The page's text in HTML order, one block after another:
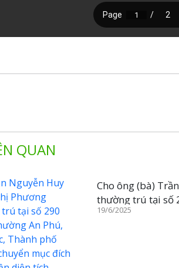
QUAN
Cho ông (bà)
thường trú tại số
Đức, Thành phố
19/6/2025